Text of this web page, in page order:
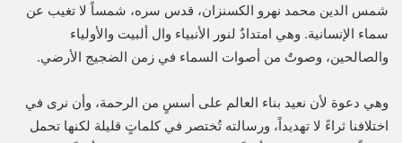
شمس الدين محمد نهرو الكسنزان، قدس سره، شمساً لا تغيب عن
سماء الإنسانية. وهي امتدادٌ لنور الأنبياء وال ألبيت والأولياء
والصالحين، وصوتٌ من أصوات السماء في زمن الضجيج الأرضي.
وهي دعوة لأن نعيد بناء العالم على أسسٍ من الرحمة، وأن نرى في
اختلافنا ثراءً لا تهديداً، ورسالته تُختصر في كلماتٍ قليلة لكنها تحمل